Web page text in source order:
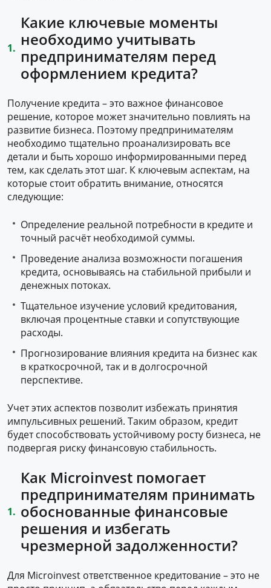
Какие ключевые моменты
необходимо учитывать
предпринимателям перед
оформлением кредита?
Получение кредита – это важное финансовое
решение, которое может значительно повлиять на
развитие бизнеса. Поэтому предпринимателям
необходимо тщательно проанализировать все
детали и быть хорошо информированными перед
тем, как сделать этот шаг. К ключевым аспектам, на
которые стоит обратить внимание, относятся
следующие:
Определение реальной потребности в кредите и
точный расчёт необходимой суммы.
Проведение анализа возможности погашения
кредита, основываясь на стабильной прибыли и
денежных потоках.
Тщательное изучение условий кредитования,
включая процентные ставки и сопутствующие
расходы.
Прогнозирование влияния кредита на бизнес как
в краткосрочной, так и в долгосрочной
перспективе.
Учет этих аспектов позволит избежать принятия
импульсивных решений. Таким образом, кредит
будет способствовать устойчивому росту бизнеса, не
подвергая риску финансовую стабильность.
Как Microinvest помогает
предпринимателям принимать
обоснованные финансовые
решения и избегать
чрезмерной задолженности?
Для Microinvest ответственное кредитование – это не